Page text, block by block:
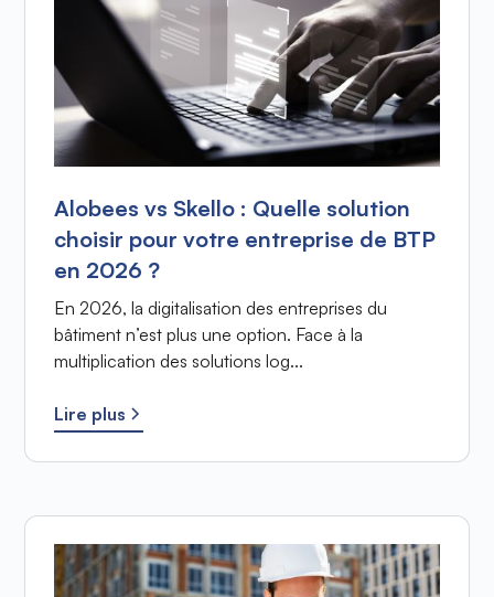
Alobees vs Skello : Quelle solution
choisir pour votre entreprise de BTP
en 2026 ?
En 2026, la digitalisation des entreprises du
bâtiment n’est plus une option. Face à la
multiplication des solutions log...
Lire plus